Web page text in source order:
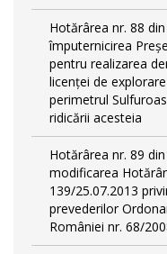
Hotărârea nr. 88
împuternicirea
pentru realizarea
licenței de
perimetrul
ridicării acesteia
Hotărârea nr. 89
modificarea
139/25.07.2013
prevederilor
României nr. 68/